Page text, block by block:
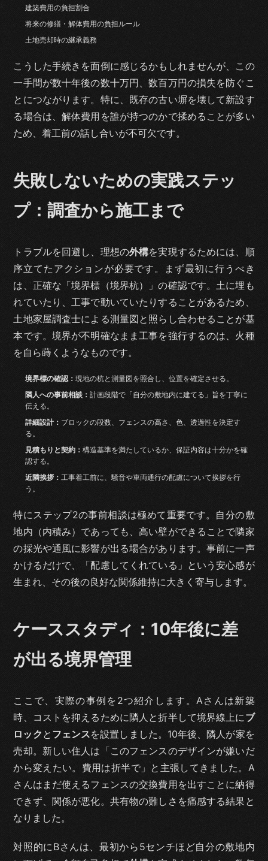
建築費用の負担割合
将来の修繕・解体費用の負担ルール
土地売却時の継承義務
こうした手続きを面倒に感じるかもしれませんが、この
一手間が数十年後の数十万円、数百万円の損失を防ぐこ
とにつながります。特に、既存の古い塀を壊して新設す
る場合は、解体費用を誰が持つのかで揉めることが多い
ため、着工前の話し合いが不可欠です。
失敗しないための実践ステッ
プ：調査から施工まで
トラブルを回避し、理想の外構を実現するためには、順
序立てたアクションが必要です。まず最初に行うべき
は、正確な「境界標（境界杭）」の確認です。土に埋も
れていたり、工事で動いていたりすることがあるため、
土地家屋調査士による測量図と照らし合わせることが基
本です。境界が不明確なまま工事を強行するのは、火種
を自ら蒔くようなものです。
境界標の確認：現地の杭と測量図を照合し、位置を確定させる。
隣人への事前相談：計画段階で「自分の敷地内に建てる」旨を丁寧に
伝える。
詳細設計： ブロックの段数、フェンスの高さ、色、透過性を決定す
る。
見積もりと契約：構造基準を満たしているか、保証内容は十分かを確
認する。
近隣挨拶： 工事着工前に、騒音や車両通行の配慮について挨拶を行
う。
特にステップ2の事前相談は極めて重要です。自分の敷
地内（内積み）であっても、高い壁ができることで隣家
の採光や通風に影響が出る場合があります。事前に一声
かけるだけで、「配慮してくれている」という安心感が
生まれ、その後の良好な関係維持に大きく寄与します。
ケーススタディ：10年後に差
が出る境界管理
ここで、実際の事例を2つ紹介します。Aさんは新築
時、コストを抑えるために隣人と折半して境界線上に ブ
ロック と フェンスを設置しました。10年後、隣人が家を
売却。新しい住人は「このフェンスのデザインが嫌いだ
から変えたい。費用は折半で」と主張してきました。A
さんはまだ使えるフェンスの交換費用を出すことに納得
できず、関係が悪化。共有物の難しさを痛感する結果と
なりました。
対照的にBさんは、最初から5センチほど自分の敷地内